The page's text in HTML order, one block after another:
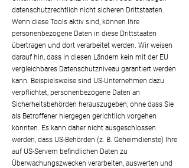
datenschutzrechtlich nicht sicheren Drittstaaten.
Wenn diese Tools aktiv sind, können Ihre
personenbezogene Daten in diese Drittstaaten
übertragen und dort verarbeitet werden. Wir weisen
darauf hin, dass in diesen Ländern kein mit der EU
vergleichbares Datenschutzniveau garantiert werden
kann. Beispielsweise sind US-Unternehmen dazu
verpflichtet, personenbezogene Daten an
Sicherheitsbehörden herauszugeben, ohne dass Sie
als Betroffener hiergegen gerichtlich vorgehen
könnten. Es kann daher nicht ausgeschlossen
werden, dass US-Behörden (z. B. Geheimdienste) Ihre
auf US-Servern befindlichen Daten zu
Überwachungszwecken verarbeiten, auswerten und